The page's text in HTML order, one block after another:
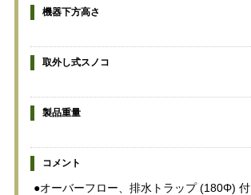
機器下方高さ
取外し式スノコ
製品重量
コメント
●オーバーフロー、排水トラップ (180Φ) 付